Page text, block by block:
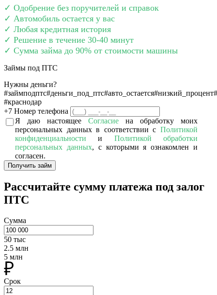
✓ Одобрение без поручителей и справок
✓ Автомобиль остается у вас
✓ Любая кредитная история
✓ Решение в течение 30-40 минут
✓ Сумма займа до 90% от стоимости машины
Займы под ПТС
Нужны деньги?
#займподптс#деньги_под_птс#авто_остается#низкий_процент
#краснодар
+7 Номер телефона
Я даю настоящее Согласие на обработку моих
персональных данных в соответствии с Политикой
конфиденциальности и Политикой обработки
персональных данных, с которыми я ознакомлен и
согласен.
Получить займ
Рассчитайте сумму платежа под залог
ПТС
Сумма
50 тыс
2.5 млн
5 млн
Срок